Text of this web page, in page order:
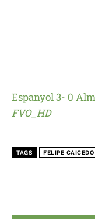
Espanyol 3- 0
FVO_HD
TAGS FELIPE CAICEDO